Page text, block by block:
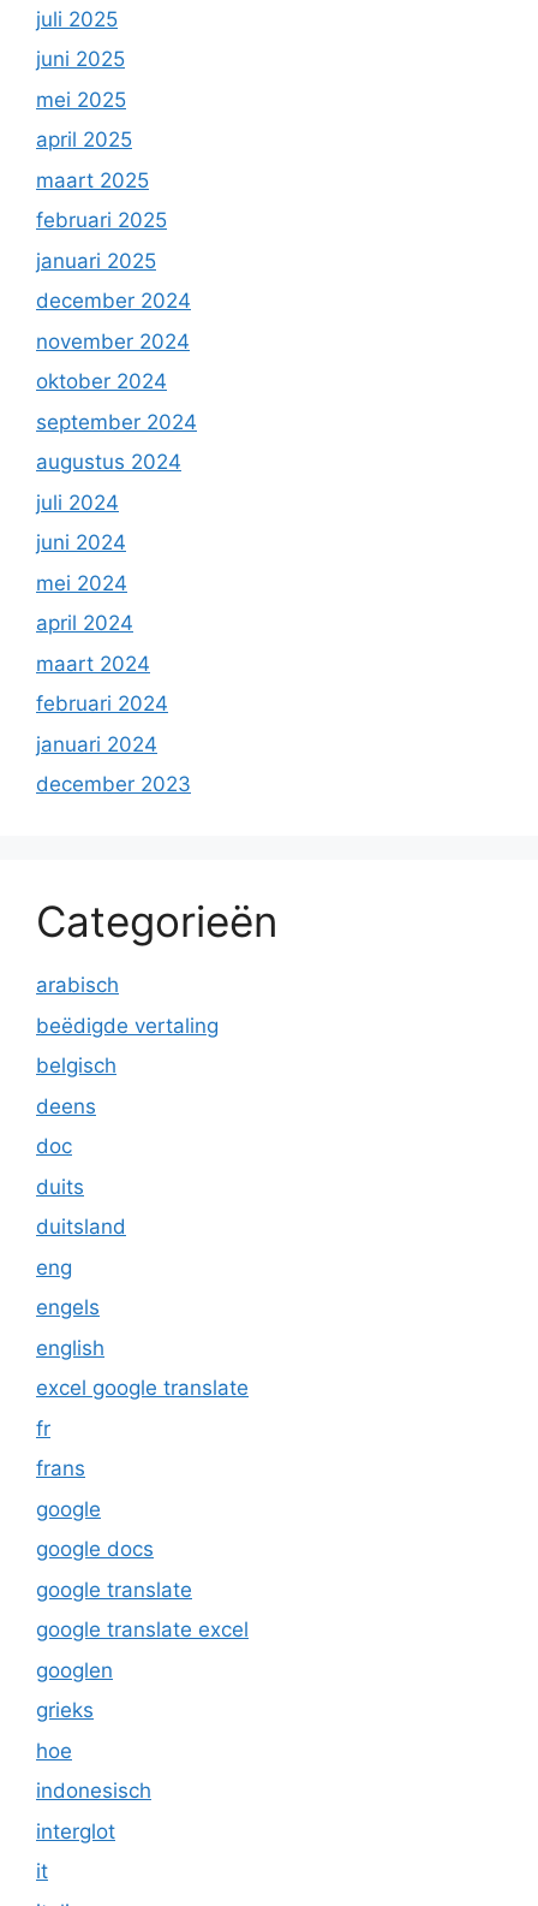
juli 2025
juni 2025
mei 2025
april 2025
maart 2025
februari 2025
januari 2025
december 2024
november 2024
oktober 2024
september 2024
augustus 2024
juli 2024
juni 2024
mei 2024
april 2024
maart 2024
februari 2024
januari 2024
december 2023
Categorieën
arabisch
beëdigde vertaling
belgisch
deens
doc
duits
duitsland
eng
engels
english
excel google translate
fr
frans
google
google docs
google translate
google translate excel
googlen
grieks
hoe
indonesisch
interglot
it